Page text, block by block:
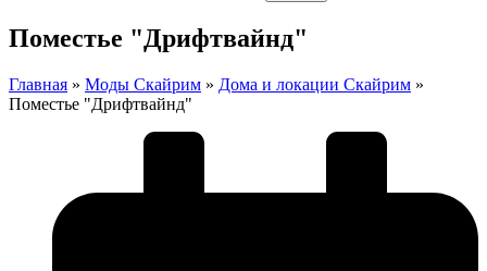
Поместье "Дрифтвайнд"
Главная » Моды Скайрим » Дома и локации Скайрим »
Поместье "Дрифтвайнд"